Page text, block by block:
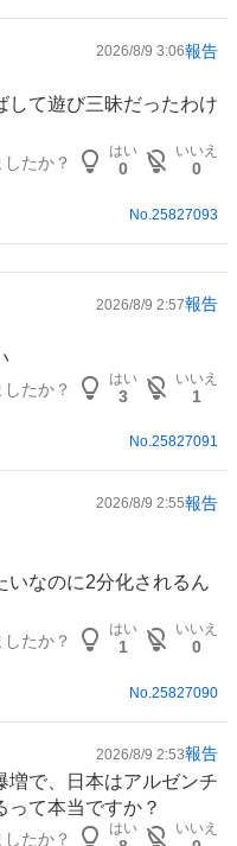
2026/8/9 3:06報告
して遊び三昧だったわけ
たか？
はい
0
いいえ
0
No. 25827093
2026/8/9 2:57報告
たか？
はい
3
いいえ
1
No.25827091
2026/8/9 2:55報告
いなのに2分化されるん
たか？
はい
1
いいえ
0
No. 25827090
2026/8/9 2:53報告
増で、日本はアルゼンチ
って本当ですか？
たか？
はい いいえ